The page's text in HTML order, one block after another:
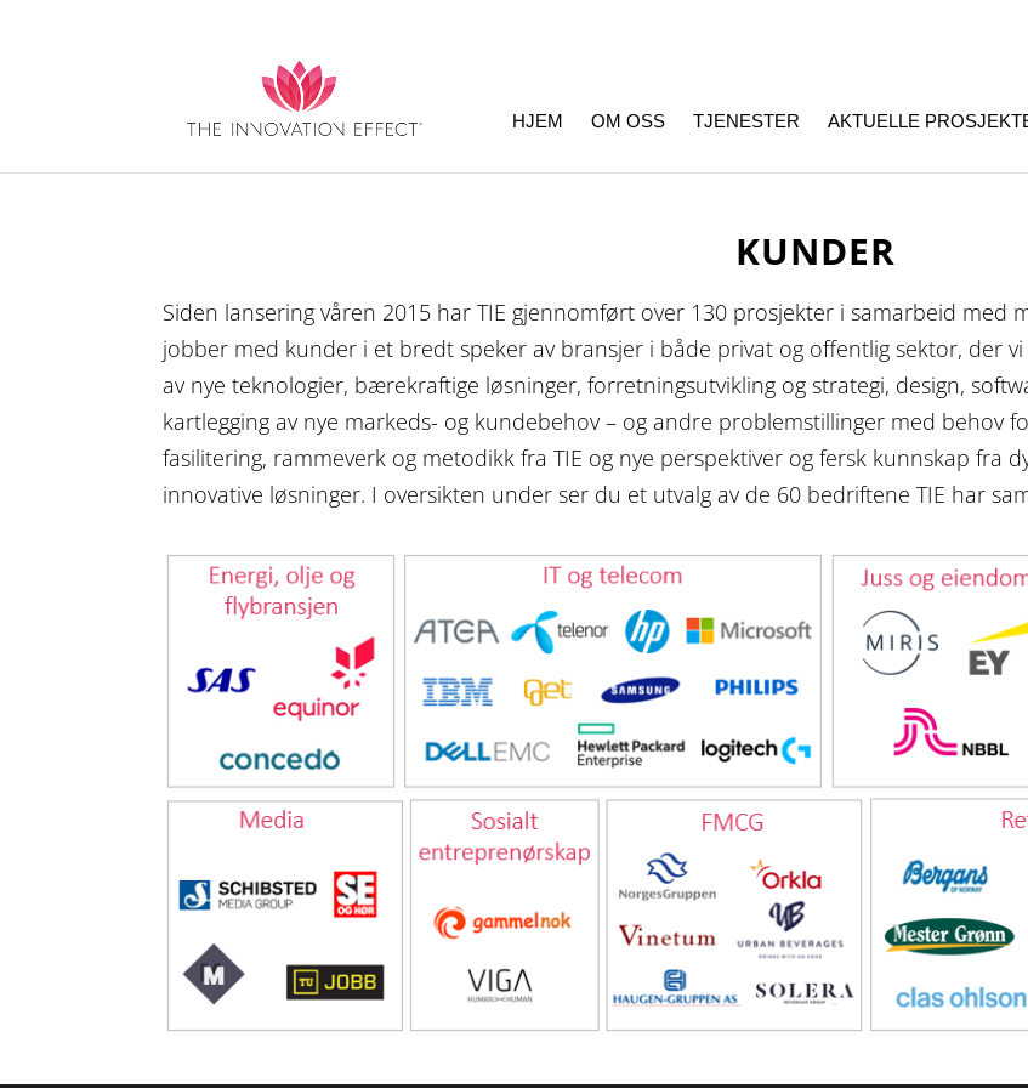
HJEM OM OSS TJENESTER AKTUELLE
KUNDER
Siden lansering våren 2015 har TIE gjennomført over 130 prosjekter i samarbeid med
jobber med kunder i et bredt speker av bransjer i både privat og offentlig sektor, der
av nye teknologier, bærekraftige løsninger, forretningsutvikling og strategi, design,
kartlegging av nye markeds- og kundebehov – og andre problemstillinger med behov
fasilitering, rammeverk og metodikk fra TIE og nye perspektiver og fersk kunnskap fra
innovative løsninger. I oversikten under ser du et utvalg av de 60 bedriftene TIE har